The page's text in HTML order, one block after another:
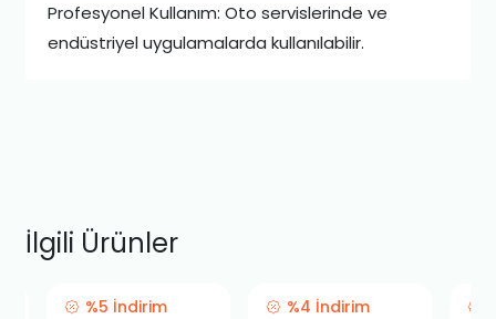
Profesyonel Kullanım: Oto servislerinde ve
endüstriyel uygulamalarda kullanılabilir.
İlgili Ürünler
%5 İndirim %4 İndirim